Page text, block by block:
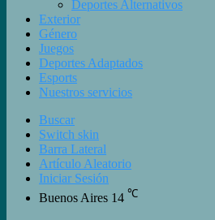
Deportes Alternativos
Exterior
Género
Juegos
Deportes Adaptados
Esports
Nuestros servicios
Buscar
Switch skin
Barra Lateral
Artículo Aleatorio
Iniciar Sesión
Buenos Aires 14 ℃